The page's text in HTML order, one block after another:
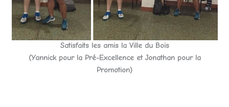
Satisfaits les amis la Ville du Bois
(Yannick pour la Pré-Excellence et Jonathan pour la
Promotion)